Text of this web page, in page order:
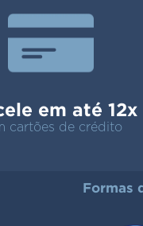
em até 12x
cartões de crédito
Formas